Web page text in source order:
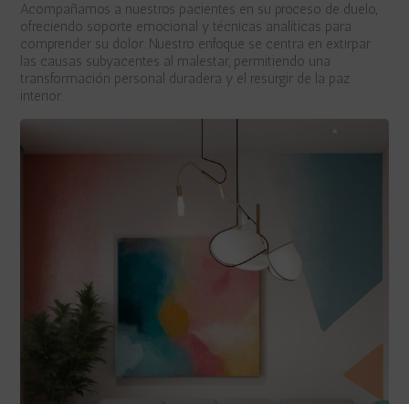
Acompañamos a nuestros pacientes en su proceso de duelo,
ofreciendo soporte emocional y técnicas analíticas para
comprender su dolor. Nuestro enfoque se centra en extirpar
las causas subyacentes al malestar, permitiendo una
transformación personal duradera y el resurgir de la paz
interior.